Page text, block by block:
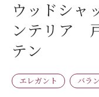
ウッドシャ
ンテリア
テン
エレガント バラ